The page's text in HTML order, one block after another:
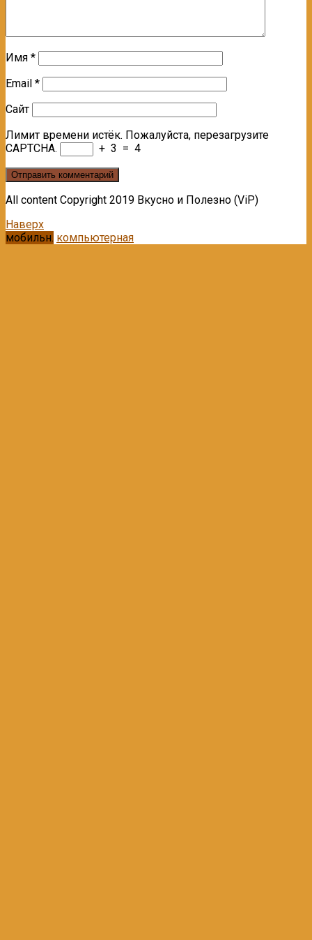
Имя *
Email *
Сайт
Лимит времени истёк. Пожалуйста, перезагрузите
CAPTCHA.
+ 3 = 4
All content Copyright 2019 Вкусно и Полезно (ViP)
Наверх
мобильн. компьютерная